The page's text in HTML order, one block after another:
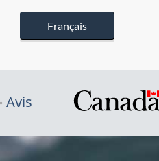
Français
Avis